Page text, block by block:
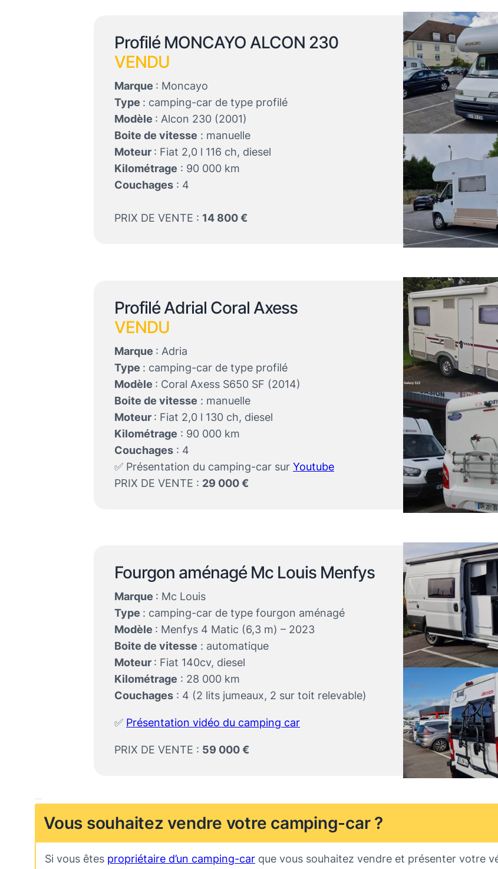
Profilé MONCAYO ALCON 230
VENDU
Marque : Moncayo
Type : camping-car de type profilé
Modèle : Alcon 230 (2001)
Boite de vitesse : manuelle
Moteur : Fiat 2,0 l 116 ch, diesel
Kilométrage : 90 000 km
Couchages : 4
PRIX DE VENTE : 14 800 €
Profilé Adrial Coral Axess
VENDU
Marque : Adria
Type : camping-car de type profilé
Modèle : Coral Axess S650 SF (2014)
Boite de vitesse : manuelle
Moteur : Fiat 2,0 l 130 ch, diesel
Kilométrage : 90 000 km
Couchages : 4
✅ Présentation du camping-car sur Youtube
PRIX DE VENTE : 29 000 €
Fourgon aménagé Mc Louis Menfys
Marque : Mc Louis
Type : camping-car de type fourgon aménagé
Modèle : Menfys 4 Matic (6,3 m) – 2023
Boite de vitesse : automatique
Moteur : Fiat 140cv, diesel
Kilométrage : 28 000 km
Couchages : 4 (2 lits jumeaux, 2 sur toit relevable)
✅ Présentation vidéo du camping car
PRIX DE VENTE : 59 000 €
Vous souhaitez vendre votre camping-car ?
Si vous êtes propriétaire d’un camping-car que vous souhaitez vendre et présenter votre